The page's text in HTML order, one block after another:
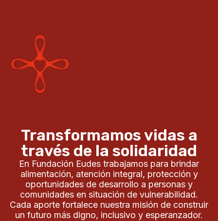
Transformamos vidas a
través de la solidaridad
En Fundación Eudes trabajamos para brindar
alimentación, atención integral, protección y
oportunidades de desarrollo a personas y
comunidades en situación de vulnerabilidad.
Cada aporte fortalece nuestra misión de construir
un futuro más digno, inclusivo y esperanzador.